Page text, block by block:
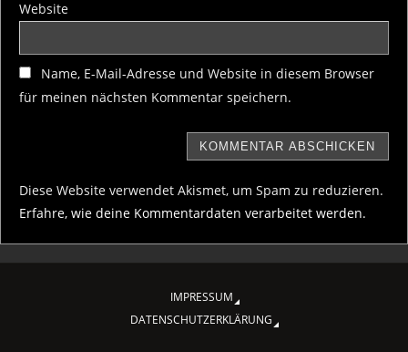
Website
Name, E-Mail-Adresse und Website in diesem Browser
für meinen nächsten Kommentar speichern.
Diese Website verwendet Akismet, um Spam zu reduzieren.
Erfahre, wie deine Kommentardaten verarbeitet werden.
IMPRESSUM
DATENSCHUTZERKLÄRUNG